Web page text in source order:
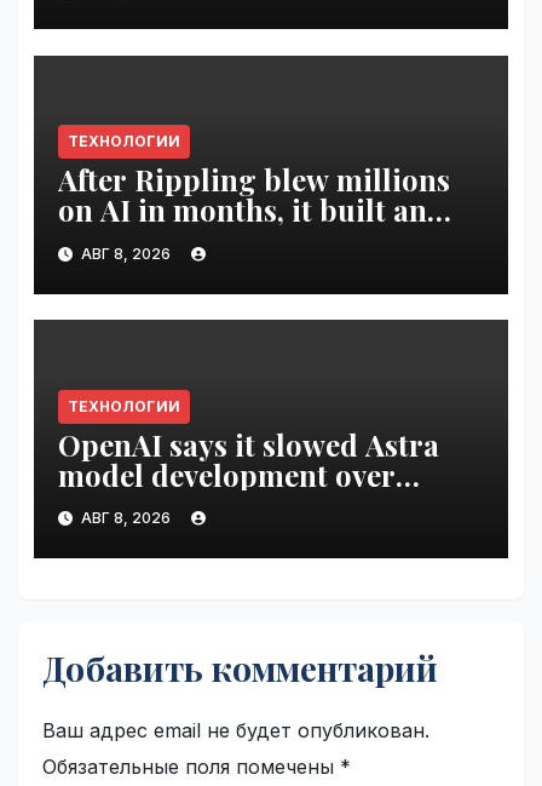
ТЕХНОЛОГИИ
After Rippling blew millions
on AI in months, it built an
employee ROI tool |
VseTime.ru
АВГ 8, 2026
ТЕХНОЛОГИИ
OpenAI says it slowed Astra
model development over
security concerns | VseTime.ru
АВГ 8, 2026
Добавить комментарий
Ваш адрес email не будет опубликован.
Обязательные поля помечены *